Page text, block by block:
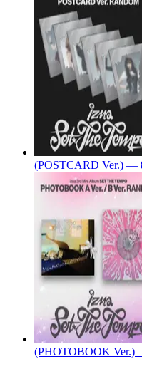
(POSTCARD Ver.) —
(PHOTOBOOK Ver.)